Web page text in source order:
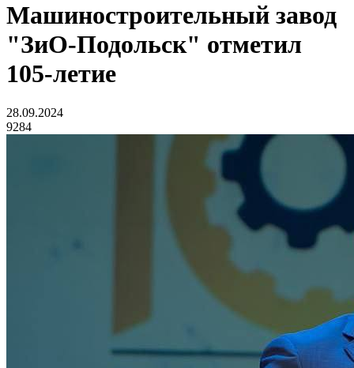
Машиностроительный завод
"ЗиО-Подольск" отметил
105-летие
28.09.2024
9284